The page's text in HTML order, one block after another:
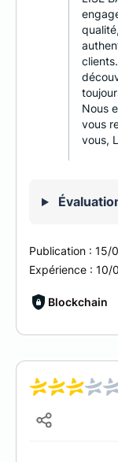
Nous
vous
vous,
Publication : 15/
Expérience : 10/
Blockchain